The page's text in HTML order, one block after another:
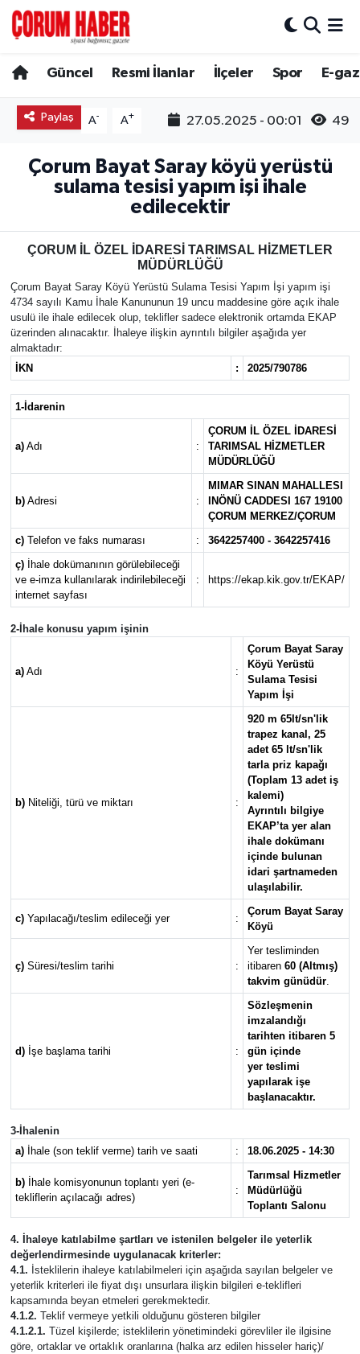
Güncel Resmi İlanlar İlçeler Spor E-
Paylaş A- A+ 27.05.2025 - 00:01 49
Çorum Bayat Saray köyü yerüstü
sulama tesisi yapım işi ihale
edilecektir
ÇORUM İL ÖZEL İDARESİ TARIMSAL HİZMETLER
MÜDÜRLÜĞÜ
Çorum Bayat Saray Köyü Yerüstü Sulama Tesisi Yapım İşi yapım işi
4734 sayılı Kamu İhale Kanununun 19 uncu maddesine göre açık ihale
usulü ile ihale edilecek olup, teklifler sadece elektronik ortamda EKAP
üzerinden alınacaktır. İhaleye ilişkin ayrıntılı bilgiler aşağıda yer
almaktadır:
İKN
: 2025/790786
1-İdarenin
a)Adı :
ÇORUM İL ÖZEL İDARESİ
TARIMSAL HİZMETLER
MÜDÜRLÜĞÜ
b)Adresi :
MIMAR SINAN MAHALLESI
INÖNÜ CADDESI 167 19100
ÇORUM MERKEZ/ÇORUM
c)Telefon ve faks numarası :
3642257400 - 3642257416
ç)İhale dokümanının görülebileceği
ve e-imza kullanılarak indirilebileceği
internet sayfası
: https://ekap.kik.gov.tr/EKAP/
2-İhale konusu yapım işinin
a)Adı :
Çorum Bayat Saray
Köyü Yerüstü
Sulama Tesisi
Yapım İşi
b)Niteliği, türü ve miktarı :
920 m 65lt/sn'lik
trapez kanal, 25
adet 65 lt/sn'lik
tarla priz kapağı
(Toplam 13 adet iş
kalemi)
Ayrıntılı bilgiye
EKAP’ta yer alan
ihale dokümanı
içinde bulunan
idari şartnameden
ulaşılabilir.
c)Yapılacağı/teslim edileceği yer :
Çorum Bayat Saray
Köyü
ç)Süresi/teslim tarihi :
Yer tesliminden
itibaren 60 (Altmış)
takvim günüdür.
d)İşe başlama tarihi :
Sözleşmenin
imzalandığı
tarihten itibaren 5
gün içinde
yer teslimi
yapılarak işe
başlanacaktır.
3-İhalenin
a)İhale (son teklif verme) tarih ve saati : 18.06.2025 - 14:30
b)İhale komisyonunun toplantı yeri (e-
tekliflerin açılacağı adres)
:
Tarımsal Hizmetler
Müdürlüğü
Toplantı Salonu
4. İhaleye katılabilme şartları ve istenilen belgeler ile yeterlik
değerlendirmesinde uygulanacak kriterler:
4.1. İsteklilerin ihaleye katılabilmeleri için aşağıda sayılan belgeler ve
yeterlik kriterleri ile fiyat dışı unsurlara ilişkin bilgileri e-teklifleri
kapsamında beyan etmeleri gerekmektedir.
4.1.2. Teklif vermeye yetkili olduğunu gösteren bilgiler
4.1.2.1. Tüzel kişilerde; isteklilerin yönetimindeki görevliler ile ilgisine
göre, ortaklar ve ortaklık oranlarına (halka arz edilen hisseler hariç)/
Spor
Alaca
Dodurga
İskilip
Mecitözü
Ortaköy
Osmancık
Sungurlu
Hava Durumu
Trafik Durumu
Son Dakika Haberleri
Haber Arşivi